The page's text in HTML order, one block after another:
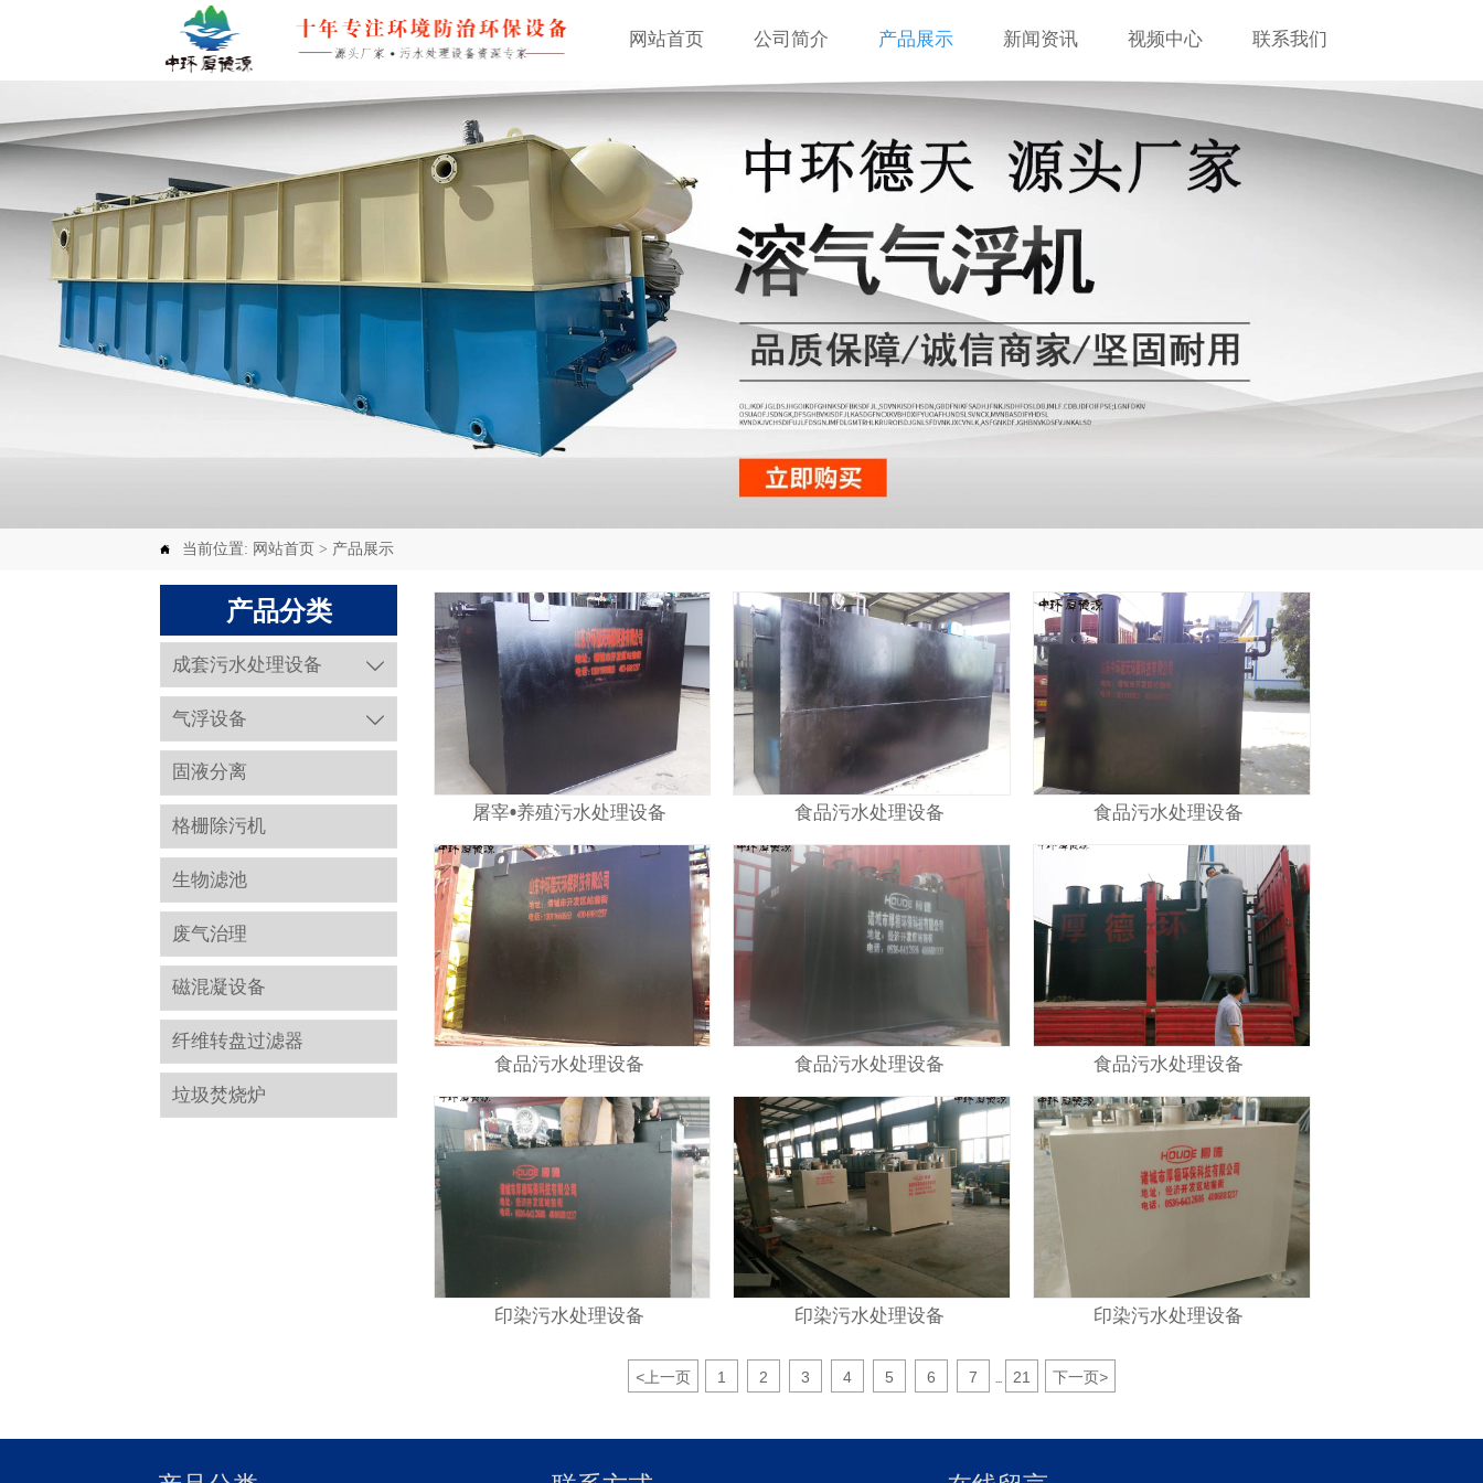
网站首页 公司简介 产品展示 新闻资讯 视频中心 联系我们
 当前位置: 网站首页 > 产品展示
产品分类
成套污水处理设备 
气浮设备 
固液分离
格栅除污机
生物滤池
废气治理
磁混凝设备
纤维转盘过滤器
垃圾焚烧炉
屠宰•养殖污水处理设备 食品污水处理设备 食品污水处理设备
食品污水处理设备 食品污水处理设备 食品污水处理设备
印染污水处理设备 印染污水处理设备 印染污水处理设备
<上一页 1 2 3 4 5 6 7 ... 21 下一页>